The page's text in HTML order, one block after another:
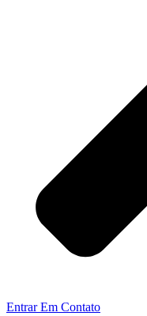
Entrar Em Contato